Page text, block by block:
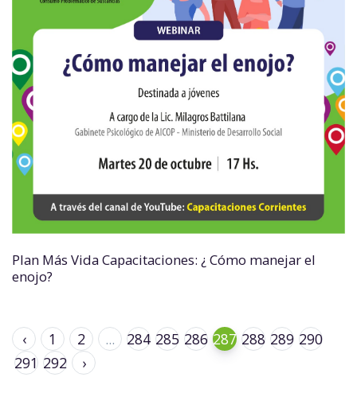
Plan Más Vida Capacitaciones: ¿ Cómo manejar el
enojo?
‹ 1 2 ... 284 285 286 287 288 289 290
291 292 ›